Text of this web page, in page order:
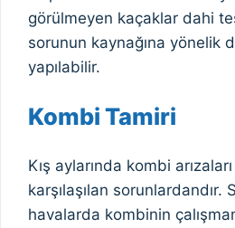
görülmeyen kaçaklar dahi
sorunun kaynağına yönelik
yapılabilir.
Kombi Tamiri
Kış aylarında kombi
karşılaşılan sorunlardandır.
havalarda kombinin